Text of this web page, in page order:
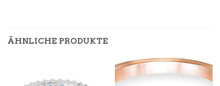
ÄHNLICHE PRODUKTE